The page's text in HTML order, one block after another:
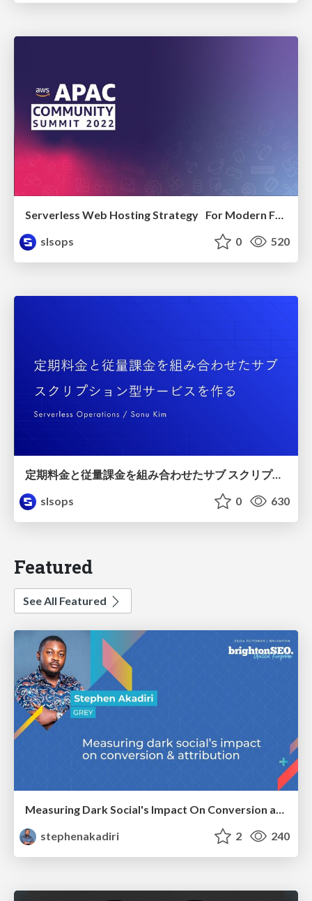
Serverless Web Hosting Strategy For Modern Front-end Application
slsops
0 520
定期料金と従量課金を組み合わせたサブ スクリプション型サービスを作る/jp-stripe-02
slsops
0 630
Featured
See All Featured
stephenakadiri
2 240